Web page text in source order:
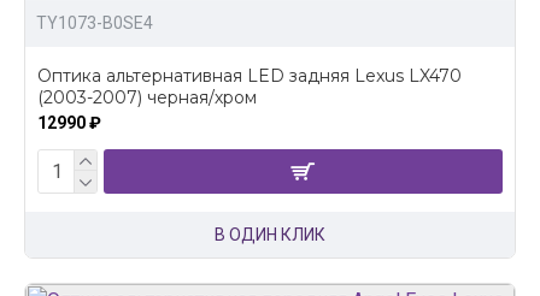
TY1073-B0SE4
Оптика альтернативная LED задняя Lexus LX470
(2003-2007) черная/хром
12990 ₽
В ОДИН КЛИК